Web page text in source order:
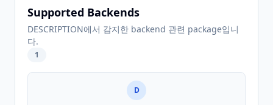
Supported Backends
DESCRIPTION에서 감지한 backend 관련 package입니
다.
1
D